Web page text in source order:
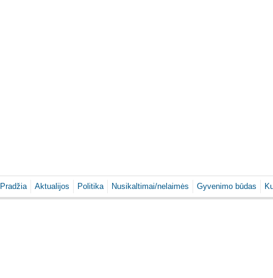
Pradžia Aktualijos Politika Nusikaltimai/nelaimės Gyvenimo būdas